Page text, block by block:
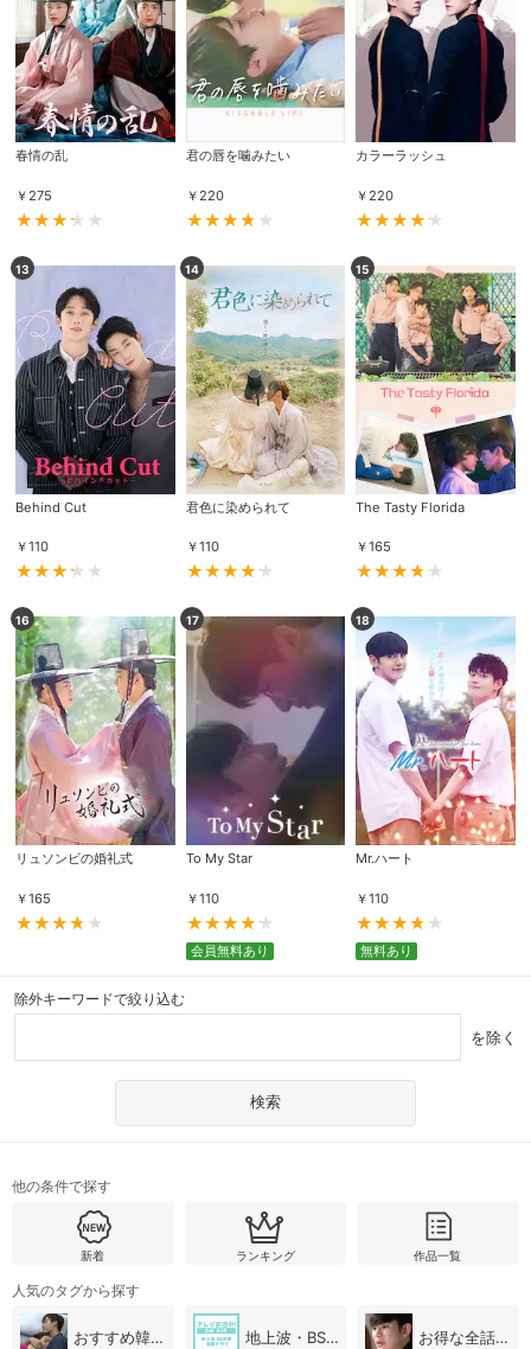
会員設定 会員情報 閉じる
会員情報変更
基本情報、本人連絡先、パスワード 、クレ
ジットカード情報の変更が可能です。
決済方法変更 決済方法の変更が可能です。
購入明細 ４ヵ月分の購入明細の確認が可能です。
Myクーポン
現在獲得済みのお得なクーポンを確認でき
ます。
購入履歴
レンタル、購入、定額見放題の購入履歴の
確認が可能です。こちらから視聴いただく
と便利です。
お気に入り
す。お気に入りに追加した作品の削除も可
能です。
視聴年齢制限
サイト内で表示される作品の表示制限が可
能です。5段階の年齢区分から選択できま
す。
パスコード設定
視聴年齢制限の変更時にパスコード入力が
求められるのでお子さまがいても安心で
す。
メルマガ
レスの変更が可能です。
春情の乱
￥275
君の唇を噛みたい
￥220
カラーラッシュ
￥220
13
Behind Cut
￥110
14
君色に染められて
￥110
15
The Tasty Florida
￥165
16
リュソンビの婚礼式
￥165
17
To My Star
￥110
会員無料あり
18
Mr.ハート
￥110
無料あり
除外キーワードで絞り込む
を除く
他の条件で探す
新着 ランキング 作品一覧
人気のタグから探す
おすすめ韓国ドラマ 地上波・BS放送（韓国ドラマ） お得な全話パック